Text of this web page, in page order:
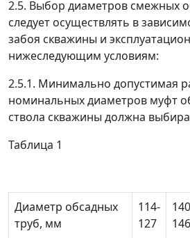
2.5. Выбор диаметров смежных
следует осуществлять в
забоя скважины и
нижеследующим условиям:
2.5.1. Минимально допустимая
номинальных диаметров муфт
ствола скважины должна
Таблица 1
Диаметр обсадных
труб, мм
114-
127
146